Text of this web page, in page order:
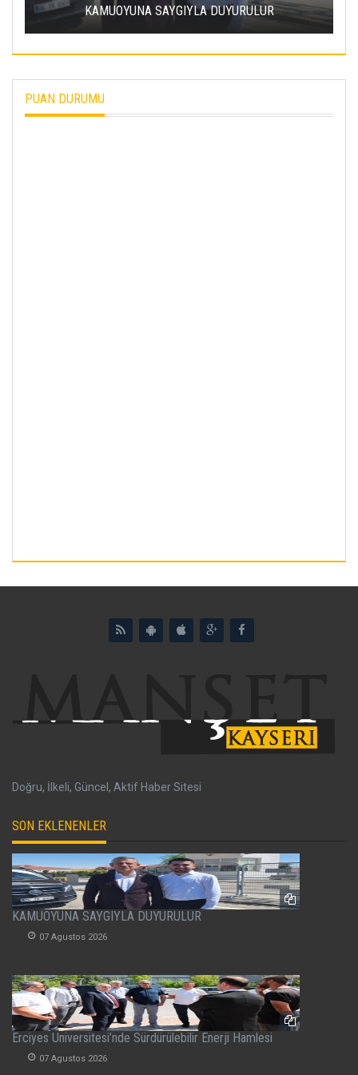
ENERJI HAMLESI
PUAN DURUMU
Doğru, İlkeli, Güncel, Aktif Haber Sitesi
SON EKLENENLER
KAMUOYUNA SAYGIYLA DUYURULUR
07 Agustos 2026
Erciyes Üniversitesi’nde Sürdürülebilir Enerji Hamlesi
07 Agustos 2026